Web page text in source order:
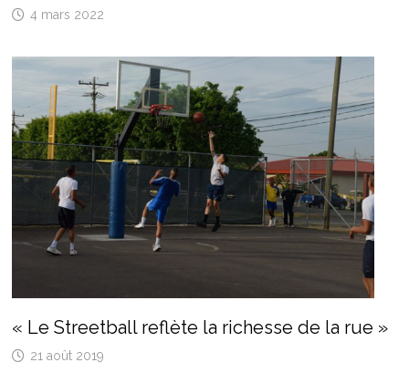
4 mars 2022
« Le Streetball reflète la richesse de la rue »
21 août 2019